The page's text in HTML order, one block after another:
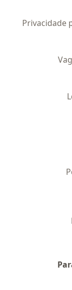
Privacidade